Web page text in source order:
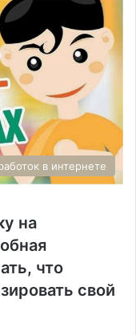
в интернете
на
что
свой